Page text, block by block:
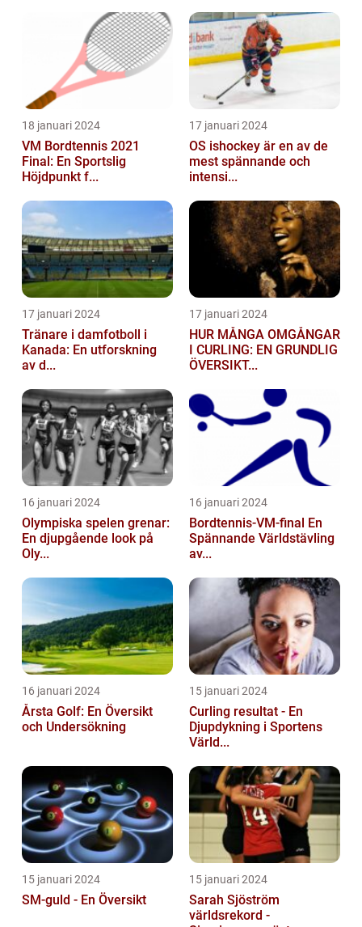
18 januari 2024
VM Bordtennis 2021
Final: En Sportslig
Höjdpunkt f...
17 januari 2024
OS ishockey är en av de
mest spännande och
intensi...
17 januari 2024
Tränare i damfotboll i
Kanada: En utforskning
av d...
17 januari 2024
HUR MÅNGA OMGÅNGAR
I CURLING: EN GRUNDLIG
ÖVERSIKT...
16 januari 2024
Olympiska spelen grenar:
En djupgående look på
Oly...
16 januari 2024
Bordtennis-VM-final En
Spännande Världstävling
av...
16 januari 2024
Årsta Golf: En Översikt
och Undersökning
15 januari 2024
Curling resultat - En
Djupdykning i Sportens
Värld...
15 januari 2024
SM-guld - En Översikt
15 januari 2024
Sarah Sjöström
världsrekord -